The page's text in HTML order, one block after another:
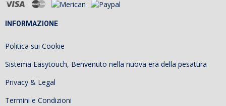
INFORMAZIONE
Politica sui Cookie
Sistema Easytouch, Benvenuto nella nuova era della pesatura
Privacy & Legal
Termini e Condizioni